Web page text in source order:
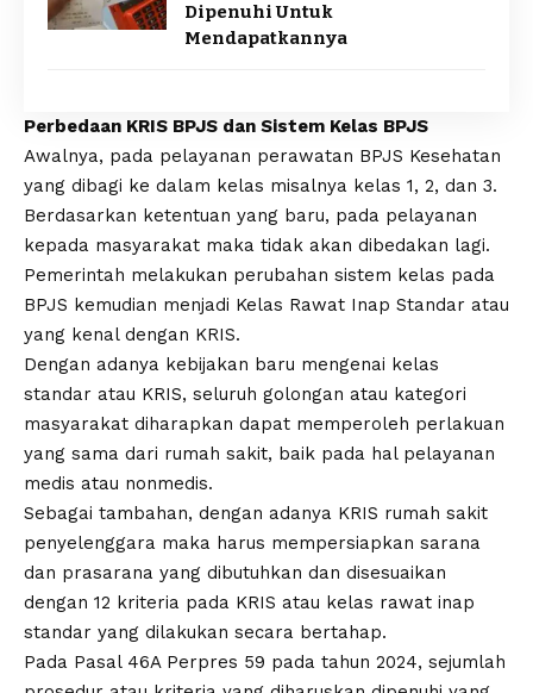
Dipenuhi Untuk
Mendapatkannya
Perbedaan KRIS BPJS dan Sistem Kelas BPJS
Awalnya, pada pelayanan perawatan BPJS Kesehatan
yang dibagi ke dalam kelas misalnya kelas 1, 2, dan 3.
Berdasarkan ketentuan yang baru, pada pelayanan
kepada masyarakat maka tidak akan dibedakan lagi.
Pemerintah melakukan perubahan sistem kelas pada
BPJS kemudian menjadi Kelas Rawat Inap Standar atau
yang kenal dengan KRIS.
Dengan adanya kebijakan baru mengenai kelas
standar atau KRIS, seluruh golongan atau kategori
masyarakat diharapkan dapat memperoleh perlakuan
yang sama dari rumah sakit, baik pada hal pelayanan
medis atau nonmedis.
Sebagai tambahan, dengan adanya KRIS rumah sakit
penyelenggara maka harus mempersiapkan sarana
dan prasarana yang dibutuhkan dan disesuaikan
dengan 12 kriteria pada KRIS atau kelas rawat inap
standar yang dilakukan secara bertahap.
Pada Pasal 46A Perpres 59 pada tahun 2024, sejumlah